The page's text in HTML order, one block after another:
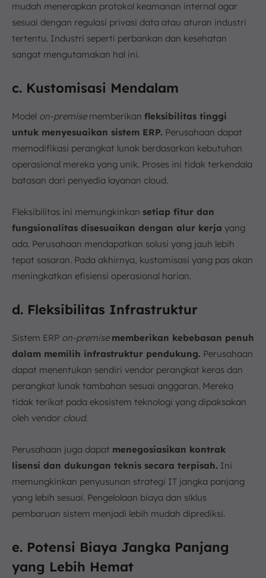
mudah menerapkan protokol keamanan internal agar
sesuai dengan regulasi privasi data atau aturan industri
tertentu. Industri seperti perbankan dan kesehatan
sangat mengutamakan hal ini.
c. Kustomisasi Mendalam
Model on-premisememberikan fleksibilitas tinggi
untuk menyesuaikan sistem ERP. Perusahaan dapat
memodifikasi perangkat lunak berdasarkan kebutuhan
operasional mereka yang unik. Proses ini tidak terkendala
batasan dari penyedia layanan cloud.
Fleksibilitas ini memungkinkan setiap fitur dan
fungsionalitas disesuaikan dengan alur kerja yang
ada. Perusahaan mendapatkan solusi yang jauh lebih
tepat sasaran. Pada akhirnya, kustomisasi yang pas akan
meningkatkan efisiensi operasional harian.
d. Fleksibilitas Infrastruktur
Sistem ERP on-premise memberikan kebebasan penuh
dalam memilih infrastruktur pendukung. Perusahaan
dapat menentukan sendiri vendor perangkat keras dan
perangkat lunak tambahan sesuai anggaran. Mereka
tidak terikat pada ekosistem teknologi yang dipaksakan
oleh vendor cloud.
Perusahaan juga dapat menegosiasikan kontrak
lisensi dan dukungan teknis secara terpisah. Ini
memungkinkan penyusunan strategi IT jangka panjang
yang lebih sesuai. Pengelolaan biaya dan siklus
pembaruan sistem menjadi lebih mudah diprediksi.
e. Potensi Biaya Jangka Panjang
yang Lebih Hemat